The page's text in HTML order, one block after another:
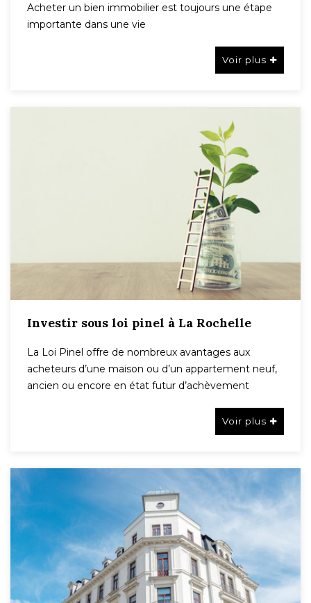
Acheter un bien immobilier est toujours une étape
importante dans une vie
Voir plus
Investir sous loi pinel à La Rochelle
La Loi Pinel offre de nombreux avantages aux
acheteurs d’une maison ou d’un appartement neuf,
ancien ou encore en état futur d’achèvement
Voir plus